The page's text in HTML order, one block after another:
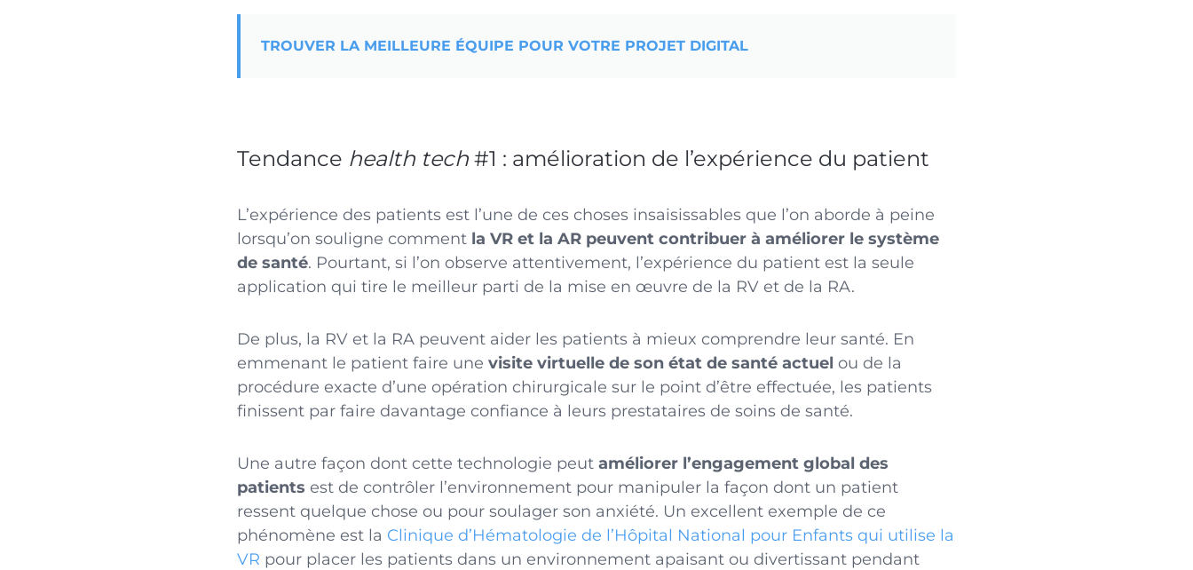
TROUVER LA MEILLEURE ÉQUIPE POUR VOTRE PROJET DIGITAL
Tendance health tech #1 : amélioration de l’expérience du patient
L’expérience des patients est l’une de ces choses insaisissables que l’on aborde à peine
lorsqu’on souligne comment la VR et la AR peuvent contribuer à améliorer le système
de santé. Pourtant, si l’on observe attentivement, l’expérience du patient est la seule
application qui tire le meilleur parti de la mise en œuvre de la RV et de la RA.
De plus, la RV et la RA peuvent aider les patients à mieux comprendre leur santé. En
emmenant le patient faire une visite virtuelle de son état de santé actuel ou de la
procédure exacte d’une opération chirurgicale sur le point d’être effectuée, les patients
finissent par faire davantage confiance à leurs prestataires de soins de santé.
Une autre façon dont cette technologie peut améliorer l’engagement global des
patients est de contrôler l’environnement pour manipuler la façon dont un patient
ressent quelque chose ou pour soulager son anxiété. Un excellent exemple de ce
phénomène est la Clinique d’Hématologie de l’Hôpital National pour Enfants qui utilise la
VR pour placer les patients dans un environnement apaisant ou divertissant pendant